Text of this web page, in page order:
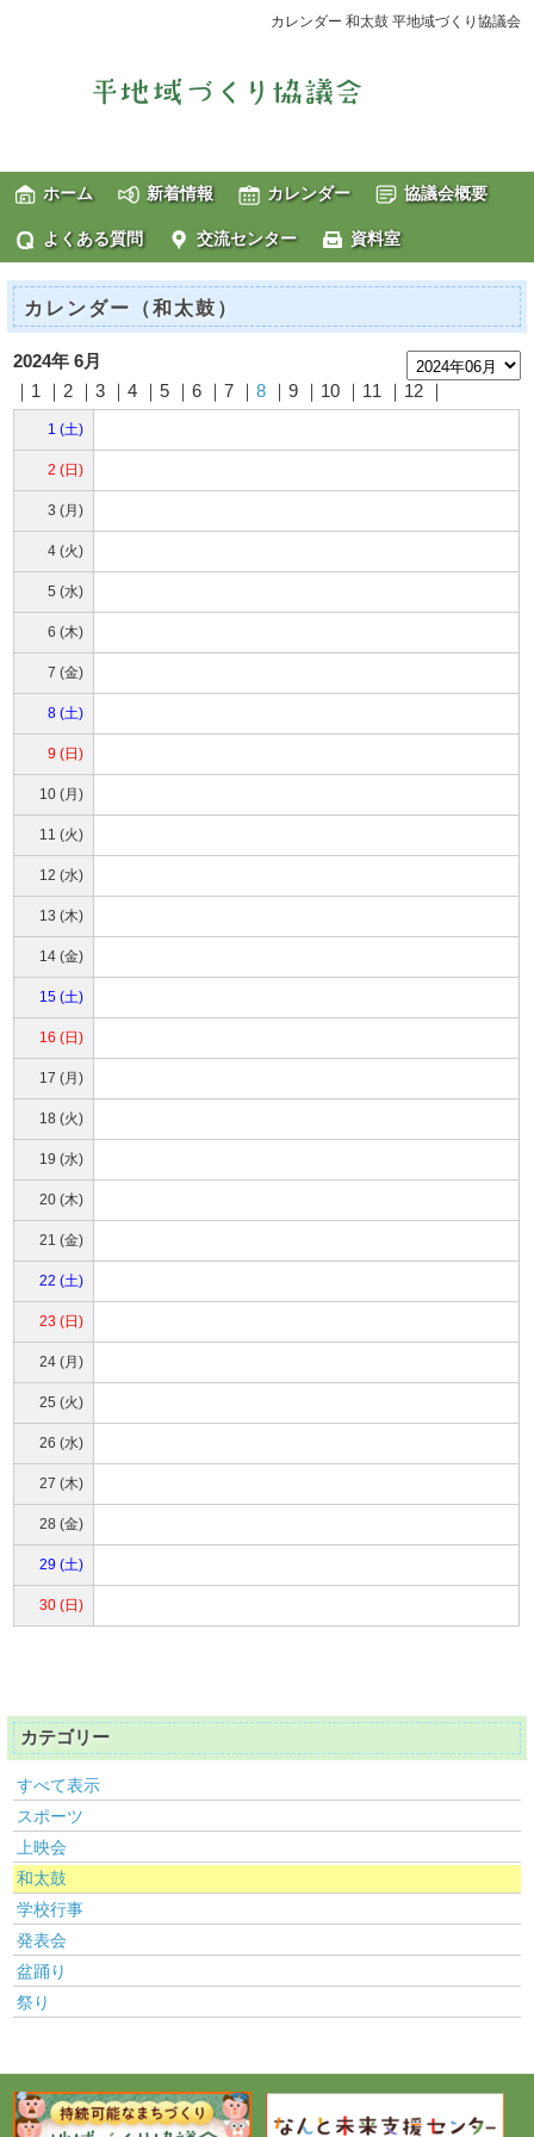
カレンダー 和太鼓 平地域づくり協議会
ホーム 新着情報 カレンダー 協議会概要
よくある質問 交流センター 資料室
カレンダー（和太鼓）
2024年 6月
｜1 ｜2 ｜3 ｜4 ｜5 ｜6 ｜7 ｜8 ｜9 ｜10 ｜11 ｜12 ｜
1 (土)
2 (日)
3 (月)
4 (火)
5 (水)
6 (木)
7 (金)
8 (土)
9 (日)
10 (月)
11 (火)
12 (水)
13 (木)
14 (金)
15 (土)
16 (日)
17 (月)
18 (火)
19 (水)
20 (木)
21 (金)
22 (土)
23 (日)
24 (月)
25 (火)
26 (水)
27 (木)
28 (金)
29 (土)
30 (日)
カテゴリー
すべて表示
スポーツ
上映会
和太鼓
学校行事
発表会
盆踊り
祭り